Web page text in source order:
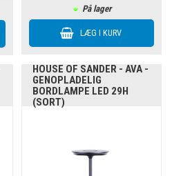
På lager
HOUSE OF SANDER - AVA -
GENOPLADELIG
BORDLAMPE LED 29H
(SORT)